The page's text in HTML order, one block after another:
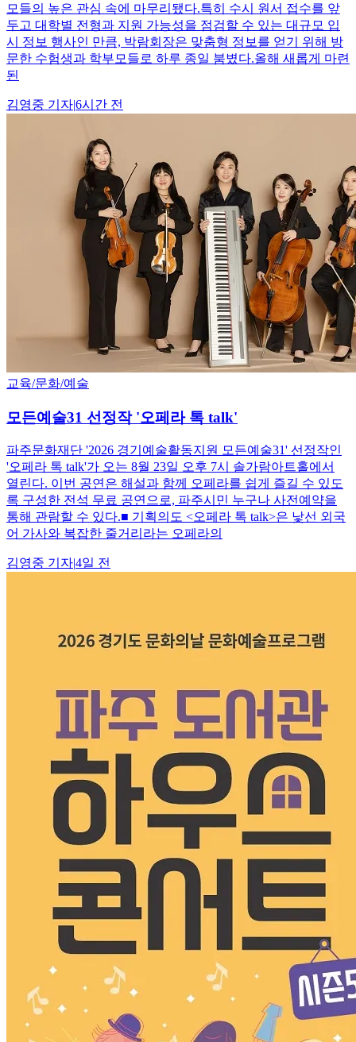
모들의 높은 관심 속에 마무리됐다.특히 수시 원서 접수를 앞
두고 대학별 전형과 지원 가능성을 점검할 수 있는 대규모 입
시 정보 행사인 만큼, 박람회장은 맞춤형 정보를 얻기 위해 방
문한 수험생과 학부모들로 하루 종일 붐볐다.올해 새롭게 마련
된
김영중 기자|6시간 전
교육/문화/예술
모든예술31 선정작 '오페라 톡 talk'
파주문화재단 '2026 경기예술활동지원 모든예술31' 선정작인
'오페라 톡 talk'가 오는 8월 23일 오후 7시 솔가람아트홀에서
열린다. 이번 공연은 해설과 함께 오페라를 쉽게 즐길 수 있도
록 구성한 전석 무료 공연으로, 파주시민 누구나 사전예약을
통해 관람할 수 있다.■ 기획의도 <오페라 톡 talk>은 낯선 외국
어 가사와 복잡한 줄거리라는 오페라의
김영중 기자|4일 전